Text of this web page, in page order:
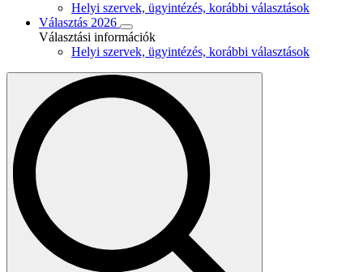
Helyi szervek, ügyintézés, korábbi választások
Választás 2026
Választási információk
Helyi szervek, ügyintézés, korábbi választások